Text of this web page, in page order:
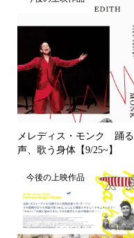
メレディス・モンク 踊る
声、歌う身体【9/25~】
今後の上映作品